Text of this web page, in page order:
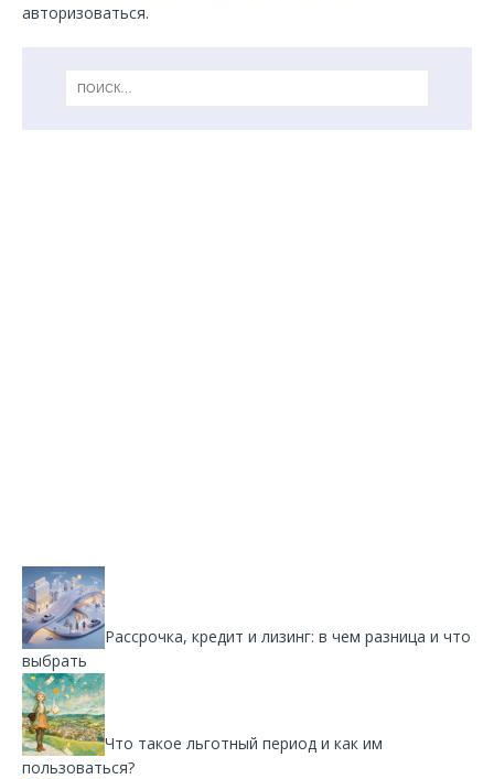
авторизоваться.
Рассрочка, кредит и лизинг: в чем разница и что
выбрать
Что такое льготный период и как им
пользоваться?